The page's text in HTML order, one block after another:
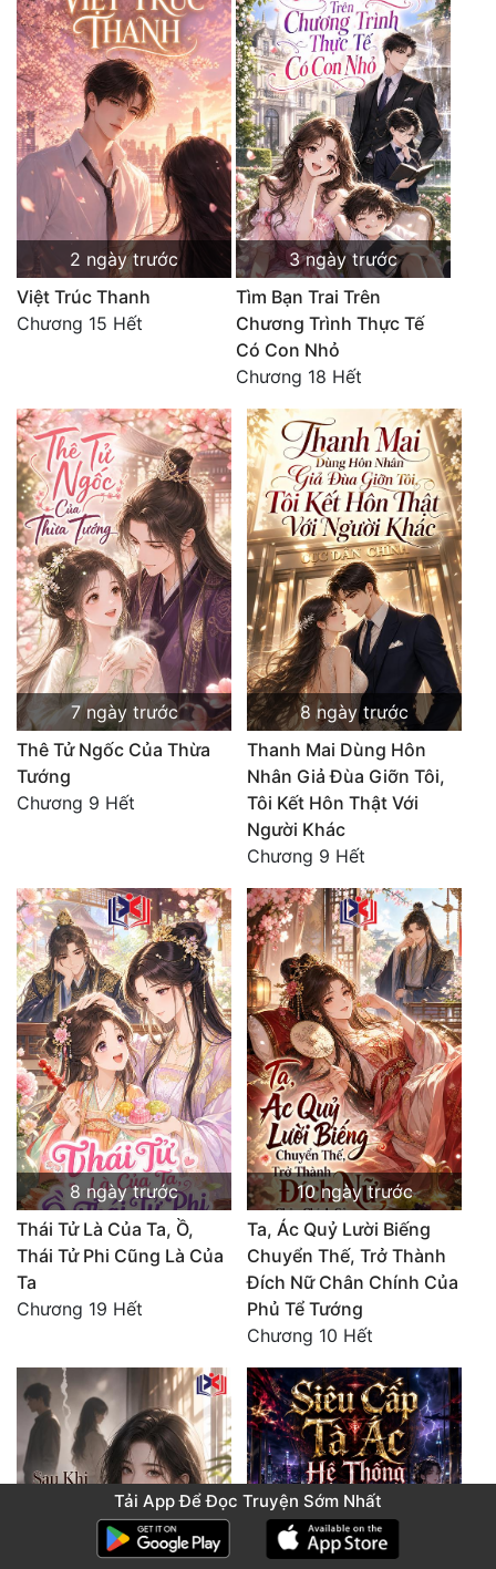
2 ngày trước
Việt Trúc Thanh
Chương 15 Hết
3 ngày trước
Tìm Bạn Trai Trên
Chương Trình Thực Tế
Có Con Nhỏ
Chương 18 Hết
7 ngày trước
Thê Tử Ngốc Của Thừa
Tướng
Chương 9 Hết
8 ngày trước
Thanh Mai Dùng Hôn
Nhân Giả Đùa Giỡn Tôi,
Tôi Kết Hôn Thật Với
Người Khác
Chương 9 Hết
8 ngày trước
Thái Tử Là Của Ta, Ồ,
Thái Tử Phi Cũng Là Của
Ta
Chương 19 Hết
10 ngày trước
Ta, Ác Quỷ Lười Biếng
Chuyển Thế, Trở Thành
Đích Nữ Chân Chính Của
Phủ Tể Tướng
Chương 10 Hết
Tải App Để Đọc Truyện Sớm Nhất